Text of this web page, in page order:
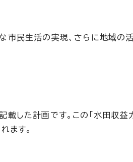
民生活の実現、さらに地域の
した計画です。この「水田収益
ます。